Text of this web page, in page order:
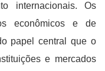
internacionais. Os
econômicos e de
papel central que o
e mercados